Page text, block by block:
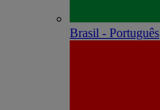
Brasil - Português